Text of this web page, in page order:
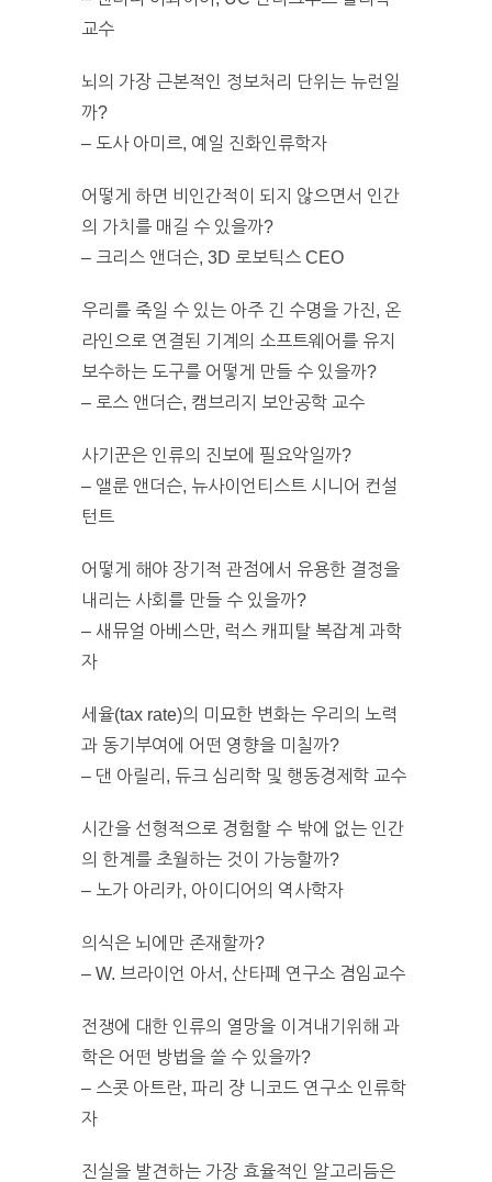
교수
뇌의 가장 근본적인 정보처리 단위는 뉴런일
까?
– 도사 아미르, 예일 진화인류학자
어떻게 하면 비인간적이 되지 않으면서 인간
의 가치를 매길 수 있을까?
– 크리스 앤더슨, 3D 로보틱스 CEO
우리를 죽일 수 있는 아주 긴 수명을 가진, 온
라인으로 연결된 기계의 소프트웨어를 유지
보수하는 도구를 어떻게 만들 수 있을까?
– 로스 앤더슨, 캠브리지 보안공학 교수
사기꾼은 인류의 진보에 필요악일까?
– 앨룬 앤더슨, 뉴사이언티스트 시니어 컨설
턴트
어떻게 해야 장기적 관점에서 유용한 결정을
내리는 사회를 만들 수 있을까?
– 새뮤얼 아베스만, 럭스 캐피탈 복잡계 과학
자
세율(tax rate)의 미묘한 변화는 우리의 노력
과 동기부여에 어떤 영향을 미칠까?
– 댄 아릴리, 듀크 심리학 및 행동경제학 교수
시간을 선형적으로 경험할 수 밖에 없는 인간
의 한계를 초월하는 것이 가능할까?
– 노가 아리카, 아이디어의 역사학자
의식은 뇌에만 존재할까?
– W. 브라이언 아서, 산타페 연구소 겸임교수
전쟁에 대한 인류의 열망을 이겨내기위해 과
학은 어떤 방법을 쓸 수 있을까?
– 스콧 아트란, 파리 쟝 니코드 연구소 인류학
자
진실을 발견하는 가장 효율적인 알고리듬은